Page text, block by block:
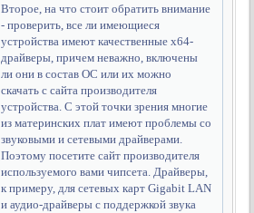
Второе, на что стоит обратить внимание
- проверить, все ли имеющиеся
устройства имеют качественные x64-
драйверы, причем неважно, включены
ли они в состав ОС или их можно
скачать с сайта производителя
устройства. С этой точки зрения многие
из материнских плат имеют проблемы со
звуковыми и сетевыми драйверами.
Поэтому посетите сайт производителя
используемого вами чипсета. Драйверы,
к примеру, для сетевых карт Gigabit LAN
и аудио-драйверы с поддержкой звука